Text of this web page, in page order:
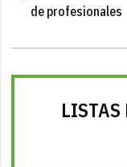
de profesionales
LISTAS